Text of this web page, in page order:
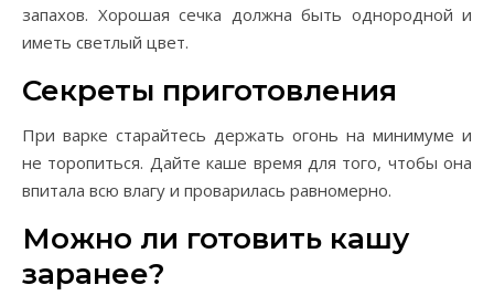
запахов. Хорошая сечка должна быть однородной и
иметь светлый цвет.
Секреты приготовления
При варке старайтесь держать огонь на минимуме и
не торопиться. Дайте каше время для того, чтобы она
впитала всю влагу и проварилась равномерно.
Можно ли готовить кашу
заранее?